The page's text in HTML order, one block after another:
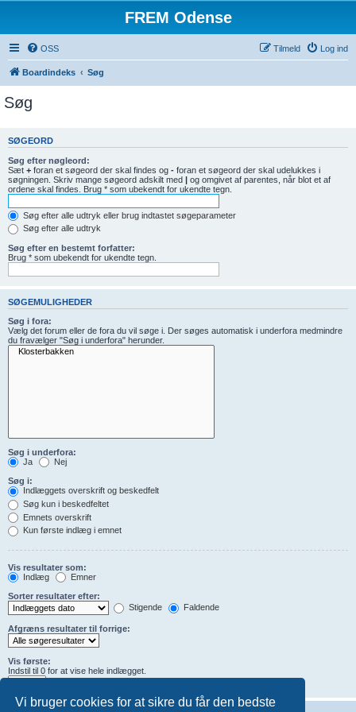
Vi bruger cookies for at sikre du får den bedste
FREM Odense
OSS Log ind
Tilmeld
Boardindeks Søg
Søg
SØGEORD
Søg efter nøgleord:
Sæt + foran et søgeord der skal findes og - foran et søgeord der skal udelukkes i
søgningen. Skriv mange søgeord adskilt med | og omgivet af parentes, når blot et af
ordene skal findes. Brug * som ubekendt for ukendte tegn.
Søg efter alle udtryk eller brug indtastet søgeparameter
Søg efter alle udtryk
Søg efter en bestemt forfatter:
Brug * som ubekendt for ukendte tegn.
SØGEMULIGHEDER
Søg i fora:
Vælg det forum eller de fora du vil søge i. Der søges automatisk i underfora medmindre
du fravælger "Søg i underfora" herunder.
Søg i underfora:
Ja
Nej
Søg i:
Indlæggets overskrift og beskedfelt
Søg kun i beskedfeltet
Emnets overskrift
Kun første indlæg i emnet
Vis resultater som:
Indlæg
Emner
Sorter resultater efter:
Stigende
Faldende
Afgræns resultater til forrige:
Vis første:
Indstil til 0 for at vise hele indlægget.